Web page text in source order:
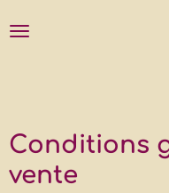
au
Conditions
vente